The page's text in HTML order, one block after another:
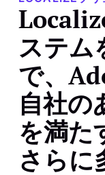
ステム
で、
自社の
を満た
さらに